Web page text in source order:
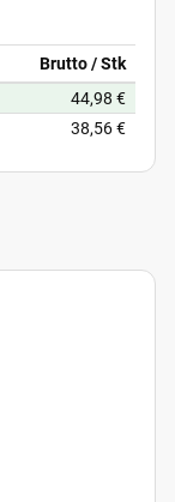
Brutto / Stk
44,98 €
38,56 €